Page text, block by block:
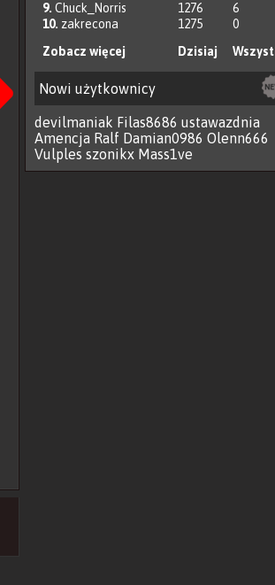
9. Chuck_Norris 1276
6
10. zakrecona 1275
0
Zobacz więcej
Dzisiaj
Nowi użytkownicy
devilmaniak Filas8686 ustawazdnia
Amencja Ralf Damian0986 Olenn666
Vulples szonikx Mass1ve
Następna